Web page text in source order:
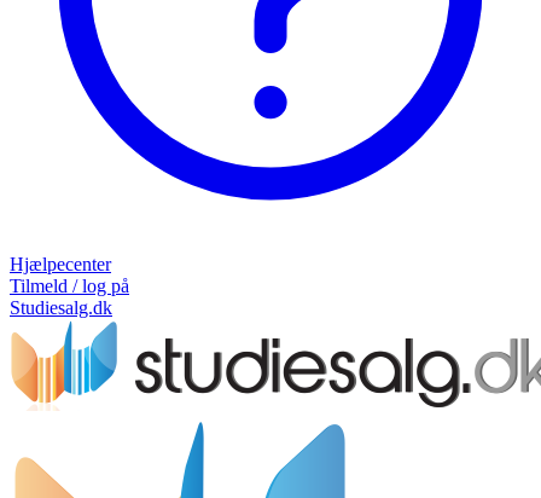
Hjælpecenter
Tilmeld / log på
Studiesalg.dk